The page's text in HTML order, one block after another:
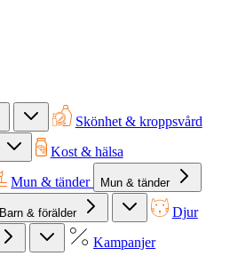
Skönhet & kroppsvård
Kost & hälsa
Mun & tänder Mun & tänder
Barn & förälder Djur
Kampanjer